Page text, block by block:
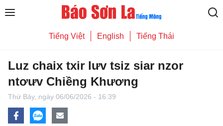
Tiếng Việt English Tiếng Thái
Luz chaix txir lưv tsiz siar nzor
ntơưv Chiềng Khương
Thứ Bảy, ngày 06/06/2026 - 16:39